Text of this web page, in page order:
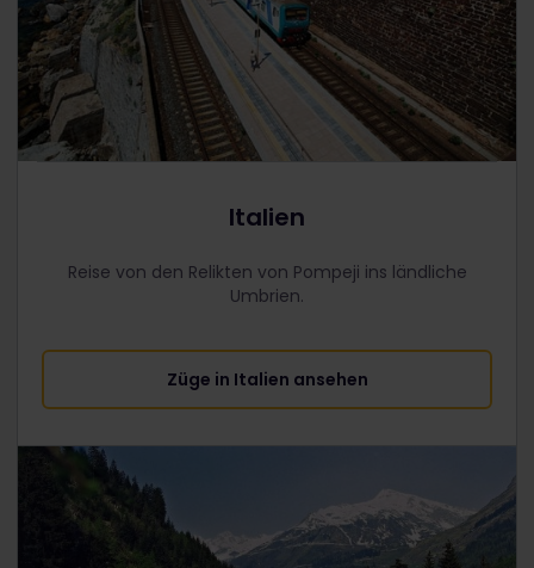
Italien
Reise von den Relikten von Pompeji ins ländliche
Umbrien.
Züge in Italien ansehen